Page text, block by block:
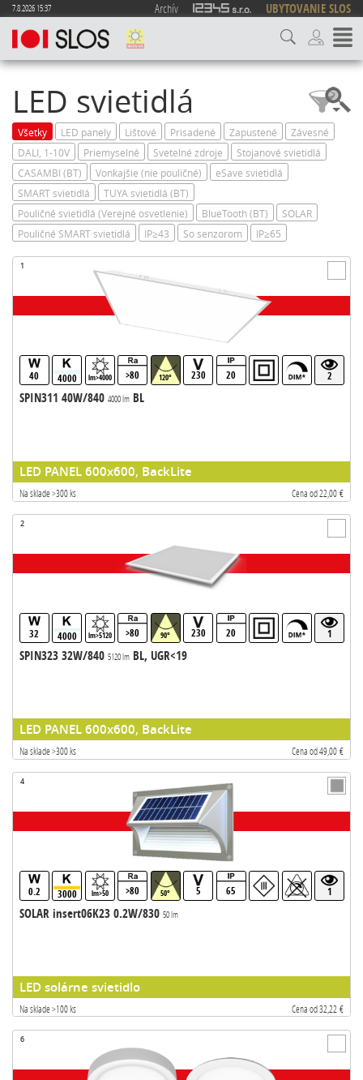
7.8.2026 15:37 Archív UBYTOVANIE SLOS
LED svietidlá
Všetky LED panely Lištové Prisadené Zapustené
Závesné
DALI, 1-10V
Priemyselné Svetelné zdroje
Stojanové svietidlá
CASAMBI (BT)
Vonkajšie (nie pouličné)
eSave svietidlá
SMART svietidlá
TUYA svietidlá (BT)
Pouličné svietidlá (Verejné osvetlenie)
BlueTooth (BT)
SOLAR
Pouličné SMART svietidlá
IP≥43 So senzorom IP≥65
1
40 4000 lm>4000 >80 120° 230 20 2
SPIN311 40W/840 4000 lmBL
LED PANEL 600x600, BackLite
Na sklade >300 ks Cena od 22,00 €
2
32 4000 lm>5120 >80 90° 230 20 1
SPIN323 32W/840 5120 lmBL, UGR<19
LED PANEL 600x600, BackLite
Na sklade >300 ks Cena od 49,00 €
4
0.2 3000 lm>50 >80 50° 5 65 1
SOLAR insert06K23 0.2W/830 50 lm
LED solárne svietidlo
Na sklade >100 ks Cena od 32,22 €
6